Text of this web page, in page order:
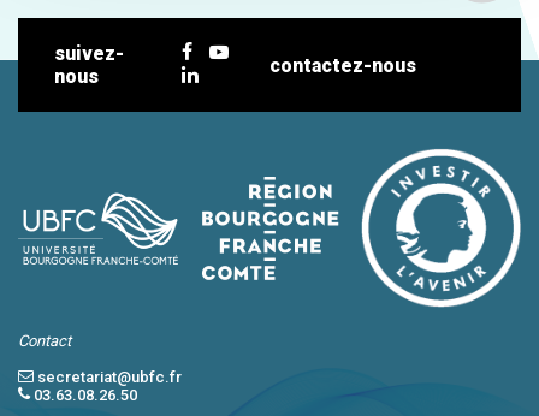
suivez-
nous
contactez-nous
Contact
secretariat@ubfc.fr
03.63.08.26.50